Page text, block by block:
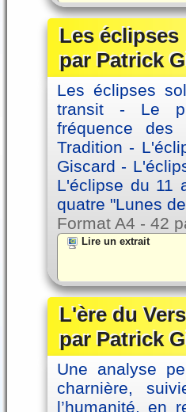
Les éclipses
par Patrick
Les éclipses
transit - Le
fréquence
Tradition -
Giscard -
L'éclipse du 11
quatre "Lunes
Format A4 - 42
Lire un extrait
L'ère du
par Patrick
Une analyse
charnière,
l’humanité, en